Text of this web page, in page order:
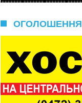
ОГОЛОШЕННЯ